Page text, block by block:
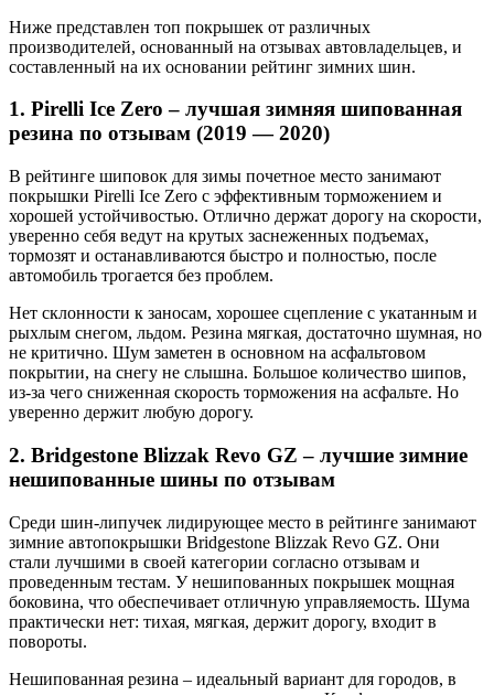
Ниже представлен топ покрышек от различных
производителей, основанный на отзывах автовладельцев, и
составленный на их основании рейтинг зимних шин.
1. Pirelli Ice Zero – лучшая зимняя шипованная
резина по отзывам (2019 — 2020)
В рейтинге шиповок для зимы почетное место занимают
покрышки Pirelli Ice Zero с эффективным торможением и
хорошей устойчивостью. Отлично держат дорогу на скорости,
уверенно себя ведут на крутых заснеженных подъемах,
тормозят и останавливаются быстро и полностью, после
автомобиль трогается без проблем.
Нет склонности к заносам, хорошее сцепление с укатанным и
рыхлым снегом, льдом. Резина мягкая, достаточно шумная, но
не критично. Шум заметен в основном на асфальтовом
покрытии, на снегу не слышна. Большое количество шипов,
из-за чего сниженная скорость торможения на асфальте. Но
уверенно держит любую дорогу.
2. Bridgestone Blizzak Revo GZ – лучшие зимние
нешипованные шины по отзывам
Среди шин-липучек лидирующее место в рейтинге занимают
зимние автопокрышки Bridgestone Blizzak Revo GZ. Они
стали лучшими в своей категории согласно отзывам и
проведенным тестам. У нешипованных покрышек мощная
боковина, что обеспечивает отличную управляемость. Шума
практически нет: тихая, мягкая, держит дорогу, входит в
повороты.
Нешипованная резина – идеальный вариант для городов, в